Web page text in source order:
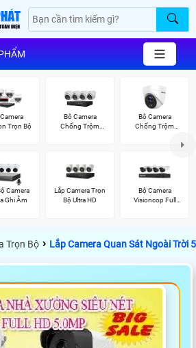
Trọn Bộ
Bô Camera
Chống Trộm
Bộ Camera
Chống Trộm
Camera
Ghi Âm
Lắp Camera Trọn
Bộ Ultra HD
Bộ Camera
Visioncop Full
Trọn Bộ › Lắp Camera Quan Sát Ngoài Trời